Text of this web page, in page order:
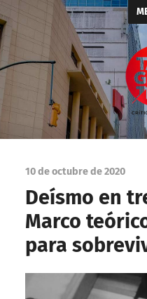
10 de octubre de 2020
Deísmo en
Marco
para